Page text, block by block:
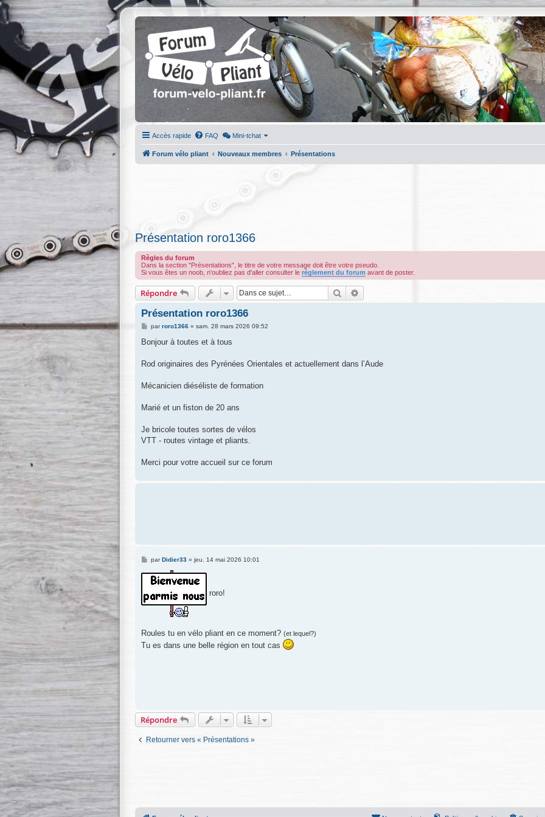
Accès rapide FAQ Mini-tchat
Forum vélo pliant Nouveaux membres Présentations
Présentation roro1366
Règles du forum
Dans la section "Présentations", le titre de votre message doit être votre pseudo.
Si vous êtes un noob, n'oubliez pas d'aller consulter le règlement du forum avant de poster.
Répondre Rechercher
Présentation roro1366
M
s
g
parroro1366» sam. 28 mars 2026 09:52
Bonjour à toutes et à tous
Rod originaires des Pyrénées Orientales et actuellement dans l’Aude
Mécanicien diéséliste de formation
Marié et un fiston de 20 ans
Je bricole toutes sortes de vélos
VTT - routes vintage et pliants.
Merci pour votre accueil sur ce forum
M
s
g
parDidier33» jeu. 14 mai 2026 10:01
roro!
Roules tu en vélo pliant en ce moment? (et lequel?)
Tu es dans une belle région en tout cas
Répondre
Retourner vers « Présentations »